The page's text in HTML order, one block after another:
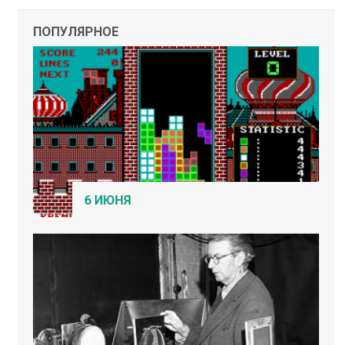
ПОПУЛЯРНОЕ
6 ИЮНЯ